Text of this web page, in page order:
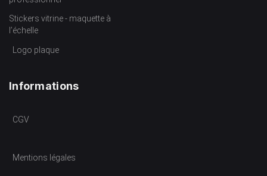
Stickers vitrine - maquette à
l’échelle
Logo plaque
Informations
CGV
Mentions légales